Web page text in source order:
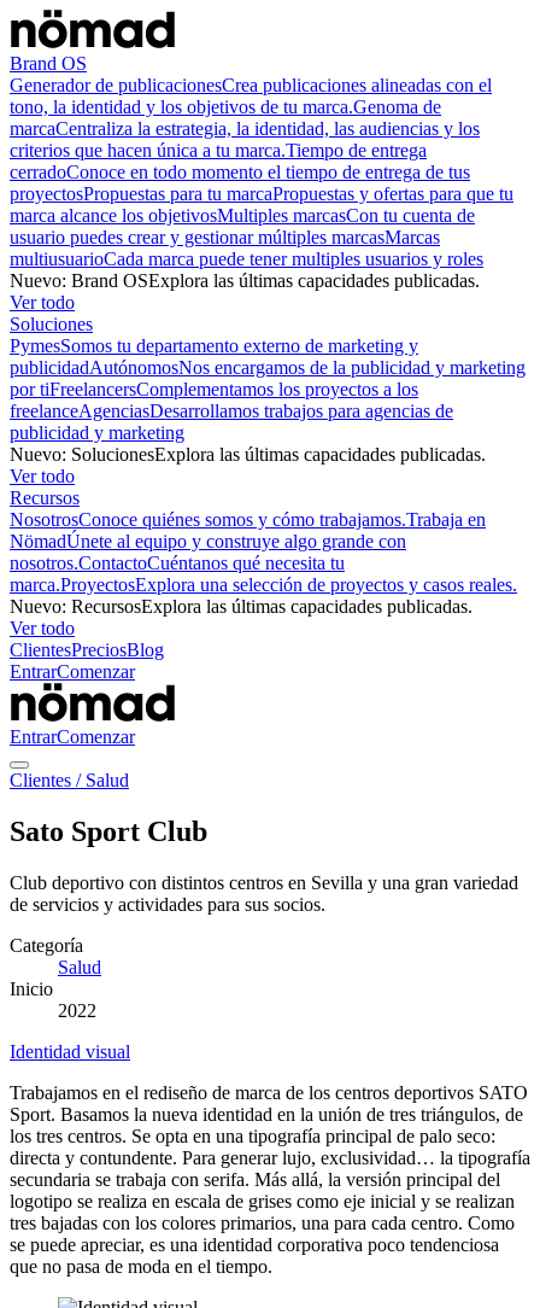
Brand OS
Generador de publicacionesCrea publicaciones alineadas con el
tono, la identidad y los objetivos de tu marca.Genoma de
marcaCentraliza la estrategia, la identidad, las audiencias y los
criterios que hacen única a tu marca.Tiempo de entrega
cerradoConoce en todo momento el tiempo de entrega de tus
proyectosPropuestas para tu marcaPropuestas y ofertas para que tu
marca alcance los objetivosMultiples marcasCon tu cuenta de
usuario puedes crear y gestionar múltiples marcasMarcas
multiusuarioCada marca puede tener multiples usuarios y roles
Nuevo: Brand OSExplora las últimas capacidades publicadas.
Ver todo
Soluciones
PymesSomos tu departamento externo de marketing y
publicidadAutónomosNos encargamos de la publicidad y marketing
por tiFreelancersComplementamos los proyectos a los
freelanceAgenciasDesarrollamos trabajos para agencias de
publicidad y marketing
Nuevo: SolucionesExplora las últimas capacidades publicadas.
Ver todo
Recursos
NosotrosConoce quiénes somos y cómo trabajamos.Trabaja en
NömadÚnete al equipo y construye algo grande con
nosotros.ContactoCuéntanos qué necesita tu
marca.ProyectosExplora una selección de proyectos y casos reales.
Nuevo: RecursosExplora las últimas capacidades publicadas.
Ver todo
ClientesPreciosBlog
EntrarComenzar
EntrarComenzar
Clientes / Salud
Sato Sport Club
Club deportivo con distintos centros en Sevilla y una gran variedad
de servicios y actividades para sus socios.
Categoría
Salud
Inicio
2022
Identidad visual
Trabajamos en el rediseño de marca de los centros deportivos SATO
Sport. Basamos la nueva identidad en la unión de tres triángulos, de
los tres centros. Se opta en una tipografía principal de palo seco:
directa y contundente. Para generar lujo, exclusividad… la tipografía
secundaria se trabaja con serifa. Más allá, la versión principal del
logotipo se realiza en escala de grises como eje inicial y se realizan
tres bajadas con los colores primarios, una para cada centro. Como
se puede apreciar, es una identidad corporativa poco tendenciosa
que no pasa de moda en el tiempo.